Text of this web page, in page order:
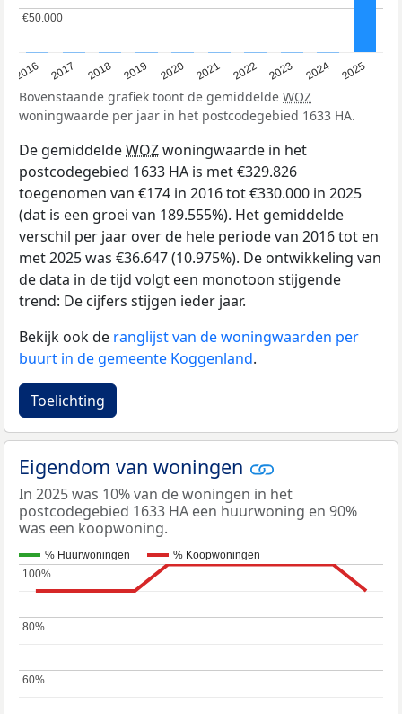
2016 2017 2018 2019 2020 2021 2022 2023 2024 2025
€50.000
€50.000
Bovenstaande grafiek toont de gemiddelde WOZ
woningwaarde per jaar in het postcodegebied 1633 HA.
De gemiddeldeWOZwoningwaarde in het
postcodegebied 1633 HA is met €329.826
toegenomen van €174 in 2016 tot €330.000 in 2025
(dat is een groei van 189.555%). Het gemiddelde
verschil per jaar over de hele periode van 2016 tot en
met 2025 was €36.647 (10.975%). De ontwikkeling van
de data in de tijd volgt een monotoon stijgende
trend: De cijfers stijgen ieder jaar.
Bekijk ook de ranglijst van de woningwaarden per
buurt in de gemeente Koggenland.
Toelichting
Eigendom van woningen
In 2025 was 10% van de woningen in het
postcodegebied 1633 HA een huurwoning en 90%
was een koopwoning.
% Huurwoningen % Koopwoningen
60%
60%
80%
80%
100%
100%